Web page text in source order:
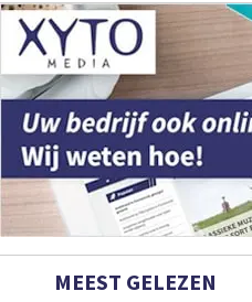
MEEST GELEZEN